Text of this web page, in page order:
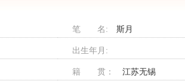
笔 名: 斯月
出生年月:
籍 贯： 江苏无锡